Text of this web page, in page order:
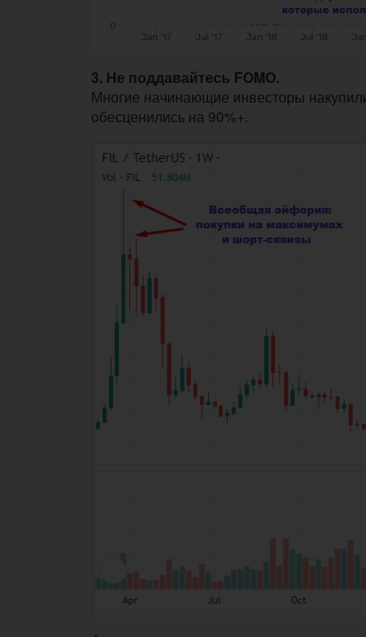
3. Не поддавайтесь FOMO.
Многие начинающие инвесторы
обесценились на 90%+.